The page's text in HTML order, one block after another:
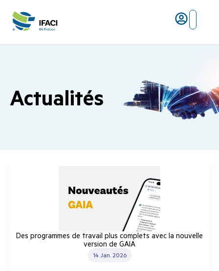
Actualités
Des programmes de travail plus complets avec la nouvelle
version de GAIA
14 Jan. 2026